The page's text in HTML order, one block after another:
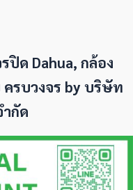
ปิด Dahua, กล้อง
รบวงจร by บริษัท
กัด